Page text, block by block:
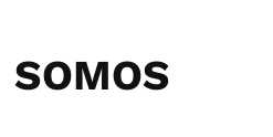
SOMOS